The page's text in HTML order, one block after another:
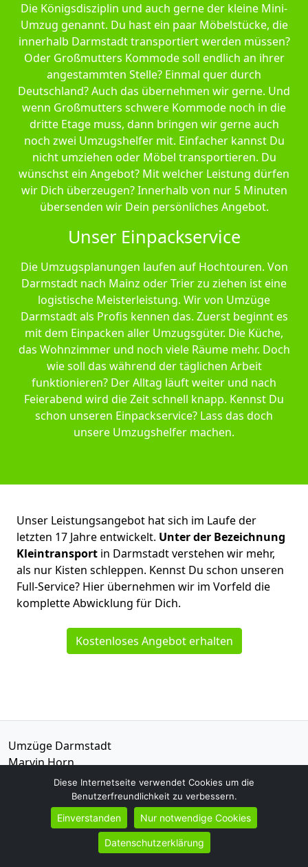
Die Königsdisziplin und auch gerne der kleine Mini-
Umzug genannt. Du hast ein paar Möbelstücke, die
innerhalb Darmstadt transportiert werden müssen?
Oder Großmutters Kommode soll endlich an ihrer
angestammten Stelle? Einmal quer durch
Deutschland? Auch das übernehmen wir gerne. Und
wenn Großmutters schwere Kommode noch in die
dritte Etage muss, dann bringen wir gerne auch
noch zwei Umzugshelfer mit. Einfacher kannst Du
nicht umziehen oder Möbel transportieren. Du
wünschst ein Angebot? Mit welcher Leistung dürfen
wir Dich überzeugen? Innerhalb von nur 5 Minuten
übersenden wir Dein persönliches Angebot.
Unser Einpackservice
Die Umzugsplanungen laufen auf Hochtouren. Von
Darmstadt nach Mainz oder Trier zu ziehen ist eine
logistische Meisterleistung. Wir von Umzüge
Darmstadt als Profis kennen das. Zuerst beginnt es
mit dem Einpacken aller Umzugsgüter. Die Küche,
das Wohnzimmer und noch viele Räume mehr. Doch
wie soll das während der täglichen Arbeit
funktionieren? Der Alltag läuft weiter und nach
Feierabend wird die Zeit schnell knapp. Kennst Du
schon unseren Einpackservice? Lass das doch
unsere Umzugshelfer machen.
Unser Leistungsangebot hat sich im Laufe der
letzten 17 Jahre entwickelt. Unter der Bezeichnung
Kleintransport in Darmstadt verstehen wir mehr,
als nur Kisten schleppen. Kennst Du schon unseren
Full-Service? Hier übernehmen wir im Vorfeld die
komplette Abwicklung für Dich.
Kostenloses Angebot erhalten
Umzüge Darmstadt
Marvin Horn
Gagernstraße 7-9
Darmstadt
015792621435
info@darmstadt-umzugsservice.de
Diese Internetseite verwendet Cookies um die
Benutzerfreundlichkeit zu verbessern.
Einverstanden Nur notwendige Cookies
Datenschutzerklärung